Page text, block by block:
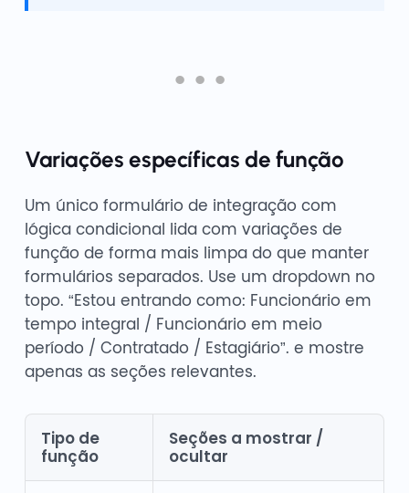
Variações específicas de função
Um único formulário de integração com
lógica condicional lida com variações de
função de forma mais limpa do que manter
formulários separados. Use um dropdown no
topo. “Estou entrando como: Funcionário em
tempo integral / Funcionário em meio
período / Contratado / Estagiário”. e mostre
apenas as seções relevantes.
Tipo de
função
Seções a mostrar /
ocultar